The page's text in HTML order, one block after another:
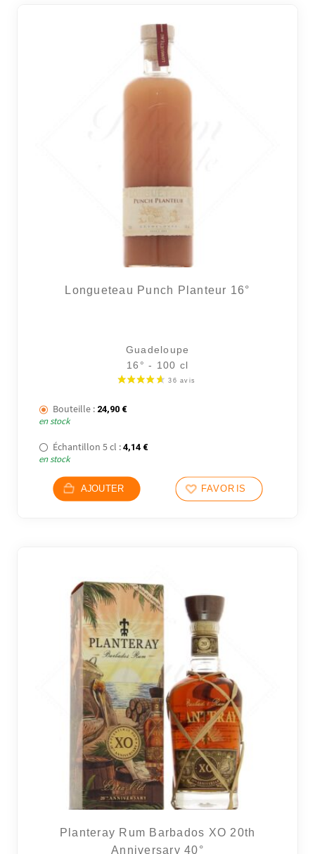
Longueteau Punch Planteur 16°
Guadeloupe
16° - 100 cl
Bouteille : 24,90 €
en stock
Échantillon 5 cl : 4,14 €
en stock
AJOUTER FAVORIS
Planteray Rum Barbados XO 20th
Anniversary 40°